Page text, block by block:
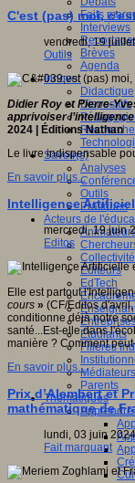
Faits
Interviews
Brèves
Agenda
Innover
Didactique
Dispositifs
Pédagogie
Recherche
Savoir(s)
Analyses
Outils
Pratiques
Acteurs de
Editeurs
EdTech
Etudiants
Filières
Médiateurs
Parents
Thématiques
C'est (pas) moi,
vendredi, 19
Outils
Didier Roy et Pierre-
apprivoiser
2024 | Éditions Nathan
Le livre indispensable
En savoir plus...
Intelligence
mercredi, 19 juin
Editos
Elle est partout
cours » (CF/Editos
conditionne déjà notre
santé...Est-elle dans
manière ? Comment
En savoir plus...
Prix d’Alembert et
mathématique de
lundi, 03 juin 2024
Fait marquant